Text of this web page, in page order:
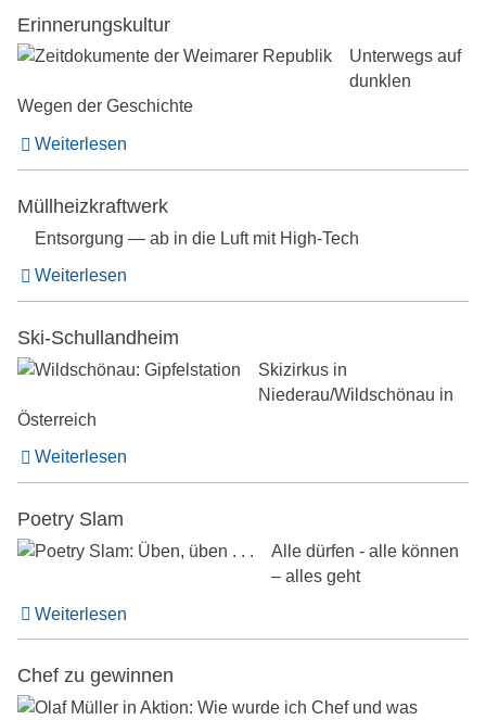
Erinnerungskultur
Unterwegs auf
dunklen
Wegen der Geschichte
Weiterlesen
Müllheizkraftwerk
Entsorgung — ab in die Luft mit High-Tech
Weiterlesen
Ski-Schullandheim
Skizirkus in
Niederau/Wildschönau in
Österreich
Weiterlesen
Poetry Slam
Alle dürfen - alle können
– alles geht
Weiterlesen
Chef zu gewinnen